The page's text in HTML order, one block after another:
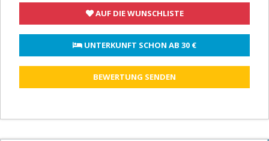
AUF DIE WUNSCHLISTE
UNTERKUNFT SCHON AB 30 €
BEWERTUNG SENDEN